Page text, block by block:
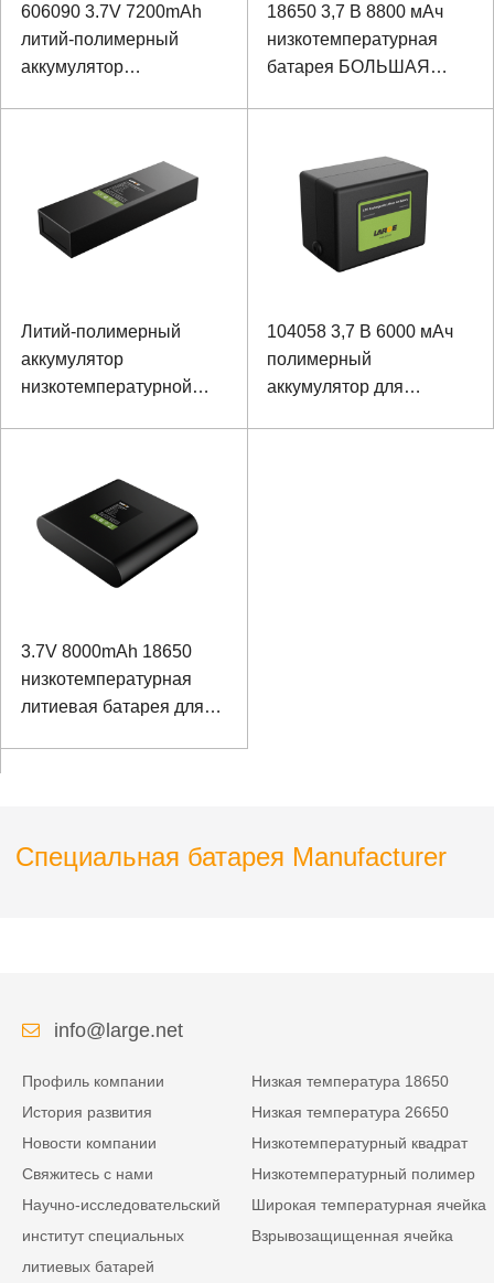
606090 3.7V 7200mAh
литий-полимерный
аккумулятор
18650 3,7 В 8800 мАч
низкотемпературная
батарея БОЛЬШАЯ
окружающей среды
Литий-полимерный
аккумулятор
низкотемпературной
неисправностей линии
AI
104058 3,7 В 6000 мАч
полимерный
аккумулятор для
3.7V 8000mAh 18650
низкотемпературная
литиевая батарея для
Специальная батарея Manufacturer
info@large.net
Профиль компании
История развития
Новости компании
Свяжитесь с нами
Научно-исследовательский
институт специальных
литиевых батарей
Низкая температура 18650
Низкая температура 26650
Низкотемпературный квадрат
Низкотемпературный полимер
Широкая температурная ячейка
Взрывозащищенная ячейка